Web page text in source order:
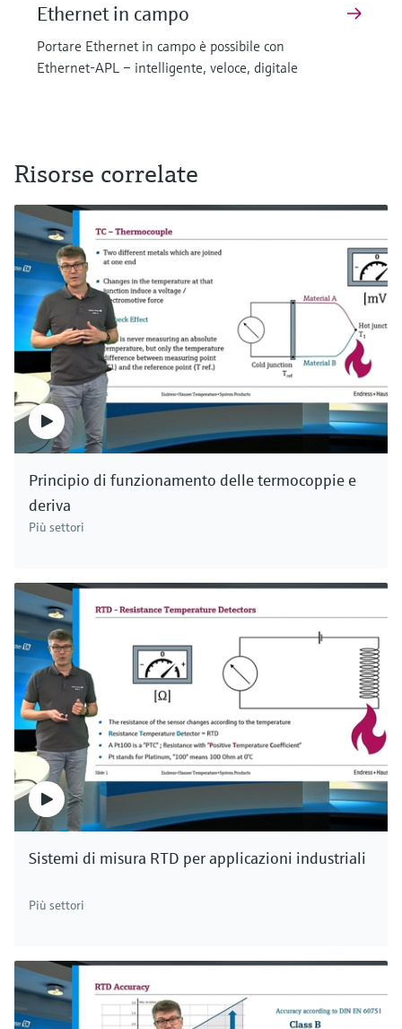
Ethernet in campo
Portare Ethernet in campo è possibile con
Ethernet-APL – intelligente, veloce, digitale
Risorse correlate
Principio di funzionamento delle termocoppie e
deriva
Più settori
Sistemi di misura RTD per applicazioni industriali
Più settori